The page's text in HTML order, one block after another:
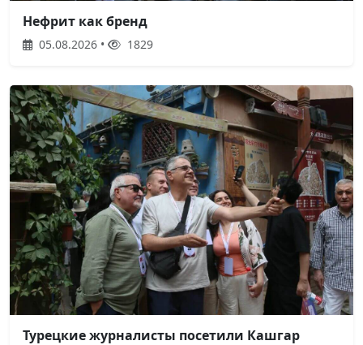
Нефрит как бренд
05.08.2026 • 1829
Турецкие журналисты посетили Кашгар